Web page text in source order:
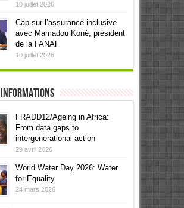
10 juillet 2026
Cap sur l’assurance inclusive
avec Mamadou Koné, président
de la FANAF
10 juillet 2026
FRADD12/Ageing in Africa:
From data gaps to
intergenerational action
29 avril 2026
World Water Day 2026: Water
for Equality
24 mars 2026